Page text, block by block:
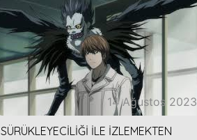
14 Ağustos 2023
SÜRÜKLEYECİLİĞİ İLE İZLEMEKTEN